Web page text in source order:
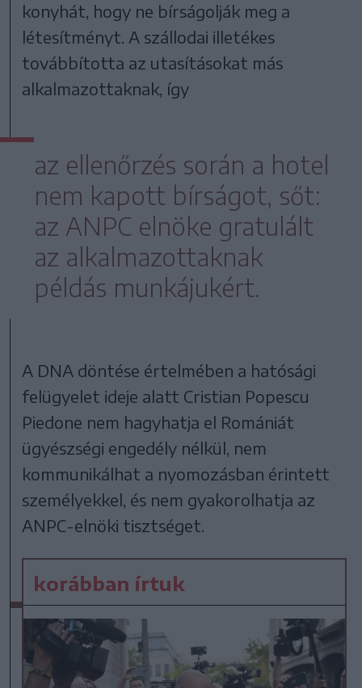
konyhát, hogy ne bírságolják meg a
létesítményt. A szállodai illetékes
továbbította az utasításokat más
alkalmazottaknak, így
az ellenőrzés során a hotel
nem kapott bírságot, sőt:
az ANPC elnöke gratulált
az alkalmazottaknak
példás munkájukért.
A DNA döntése értelmében a hatósági
felügyelet ideje alatt Cristian Popescu
Piedone nem hagyhatja el Romániát
ügyészségi engedély nélkül, nem
kommunikálhat a nyomozásban érintett
személyekkel, és nem gyakorolhatja az
ANPC-elnöki tisztséget.
korábban írtuk